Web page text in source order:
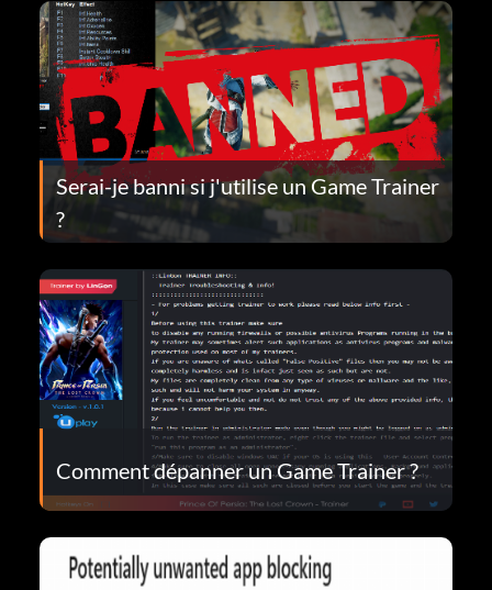
Serai-je banni si j'utilise un Game Trainer
?
Comment dépanner un Game Trainer ?